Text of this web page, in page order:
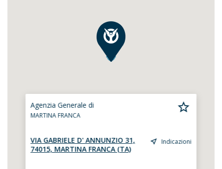
Agenzia Generale di
MARTINA FRANCA
VIA GABRIELE D' ANNUNZIO 31,
74015, MARTINA FRANCA (TA)
Indicazioni